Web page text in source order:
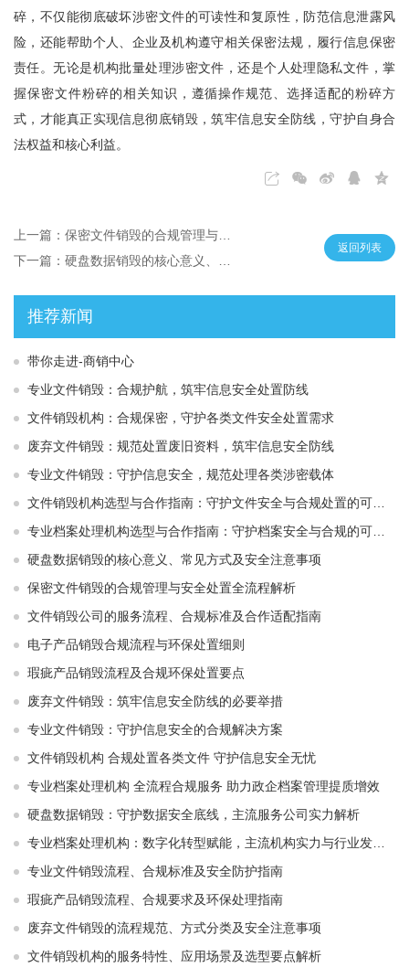
碎，不仅能彻底破坏涉密文件的可读性和复原性，防范信息泄露风
险，还能帮助个人、企业及机构遵守相关保密法规，履行信息保密
责任。无论是机构批量处理涉密文件，还是个人处理隐私文件，掌
握保密文件粉碎的相关知识，遵循操作规范、选择适配的粉碎方
式，才能真正实现信息彻底销毁，筑牢信息安全防线，守护自身合
法权益和核心利益。
返回列表
推荐新闻
带你走进-商销中心
专业文件销毁：合规护航，筑牢信息安全处置防线
文件销毁机构：合规保密，守护各类文件安全处置需求
废弃文件销毁：规范处置废旧资料，筑牢信息安全防线
专业文件销毁：守护信息安全，规范处理各类涉密载体
文件销毁机构选型与合作指南：守护文件安全与合规处置的可靠选择
专业档案处理机构选型与合作指南：守护档案安全与合规的可靠伙伴
硬盘数据销毁的核心意义、常见方式及安全注意事项
保密文件销毁的合规管理与安全处置全流程解析
文件销毁公司的服务流程、合规标准及合作适配指南
电子产品销毁合规流程与环保处置细则
瑕疵产品销毁流程及合规环保处置要点
废弃文件销毁：筑牢信息安全防线的必要举措
专业文件销毁：守护信息安全的合规解决方案
文件销毁机构 合规处置各类文件 守护信息安全无忧
专业档案处理机构 全流程合规服务 助力政企档案管理提质增效
硬盘数据销毁：守护数据安全底线，主流服务公司实力解析
专业档案处理机构：数字化转型赋能，主流机构实力与行业发展解析
专业文件销毁流程、合规标准及安全防护指南
瑕疵产品销毁流程、合规要求及环保处理指南
废弃文件销毁的流程规范、方式分类及安全注意事项
文件销毁机构的服务特性、应用场景及选型要点解析